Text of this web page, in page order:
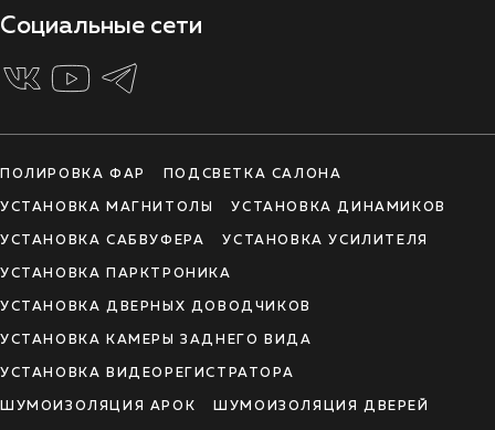
Социальные сети
ПОЛИРОВКА ФАР ПОДСВЕТКА САЛОНА
УСТАНОВКА МАГНИТОЛЫ УСТАНОВКА ДИНАМИКОВ
УСТАНОВКА САБВУФЕРА УСТАНОВКА УСИЛИТЕЛЯ
УСТАНОВКА ПАРКТРОНИКА
УСТАНОВКА ДВЕРНЫХ ДОВОДЧИКОВ
УСТАНОВКА КАМЕРЫ ЗАДНЕГО ВИДА
УСТАНОВКА ВИДЕОРЕГИСТРАТОРА
ШУМОИЗОЛЯЦИЯ АРОК ШУМОИЗОЛЯЦИЯ ДВЕРЕЙ